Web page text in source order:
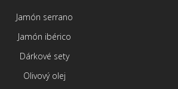
Jamón serrano
Jamón ibérico
Dárkové sety
Olivový olej